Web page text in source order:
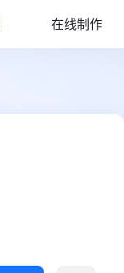
在线制作